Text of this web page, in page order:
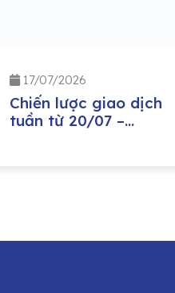
17/07/2026
Chiến lược giao dịch
tuần từ 20/07 –